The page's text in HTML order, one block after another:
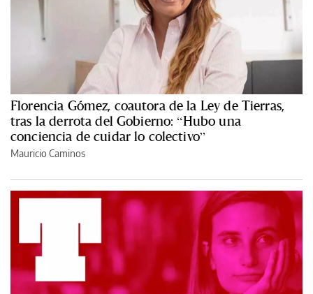
Florencia Gómez, coautora de la Ley de Tierras,
tras la derrota del Gobierno: “Hubo una
conciencia de cuidar lo colectivo”
Mauricio Caminos